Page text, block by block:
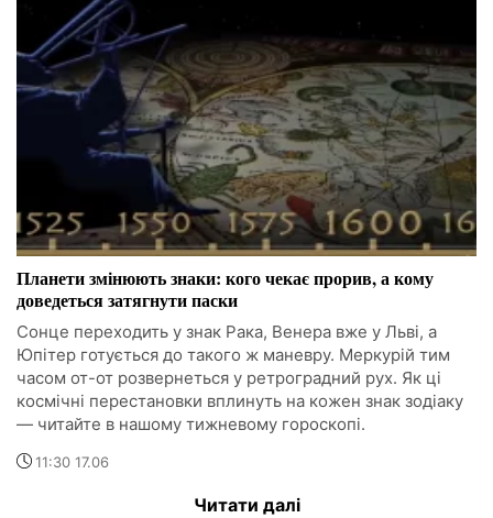
Планети змінюють знаки: кого чекає прорив, а кому
доведеться затягнути паски
Сонце переходить у знак Рака, Венера вже у Льві, а
Юпітер готується до такого ж маневру. Меркурій тим
часом от-от розвернеться у ретроградний рух. Як ці
космічні перестановки вплинуть на кожен знак зодіаку
— читайте в нашому тижневому гороскопі.
11:30 17.06
Читати далі